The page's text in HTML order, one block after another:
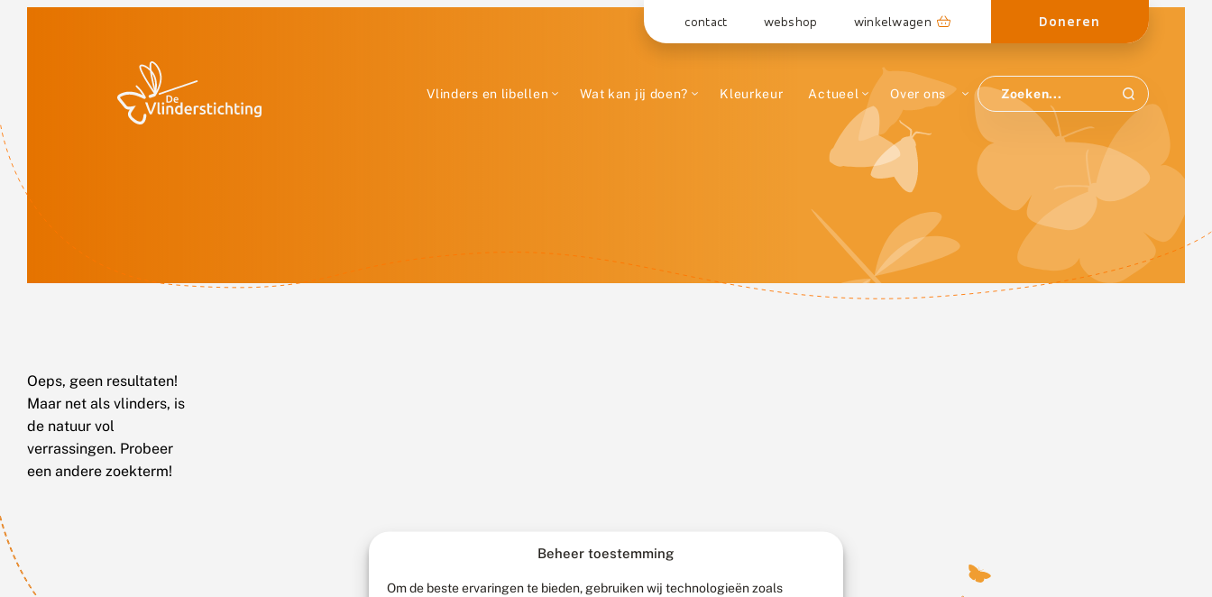
Beheer toestemming
Om de beste ervaringen te bieden, gebruiken wij technologieën zoals
contact webshop winkelwagen Doneren
Vlinders en libellen Wat kan jij doen? Kleurkeur Actueel Over ons
Oeps, geen resultaten!
Maar net als vlinders, is
de natuur vol
verrassingen. Probeer
een andere zoekterm!